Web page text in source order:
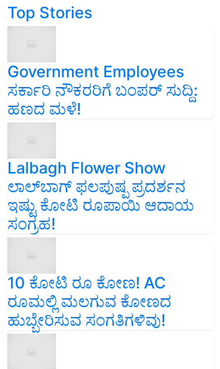
Top Stories
Government Employees
ಸರ್ಕಾರಿ ನೌಕರರಿಗೆ ಬಂಪರ್‌ ಸುದ್ದಿ:
ಹಣದ ಮಳೆ!
Lalbagh Flower Show
ಲಾಲ್‌ಬಾಗ್ ಫಲಪುಷ್ಪ ಪ್ರದರ್ಶನ
ಇಷ್ಟು ಕೋಟಿ ರೂಪಾಯಿ ಆದಾಯ
ಸಂಗ್ರಹ!
10 ಕೋಟಿ ರೂ ಕೋಣ! AC
ರೂಮಲ್ಲಿ ಮಲಗುವ ಕೋಣದ
ಹುಬ್ಬೇರಿಸುವ ಸಂಗತಿಗಳಿವು!